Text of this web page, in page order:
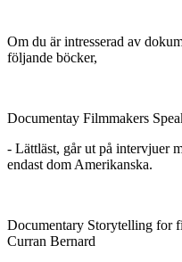
Om du är intresserad av
följande böcker,
Documentay Filmmakers
- Lättläst, går ut på intervjuer
endast dom Amerikanska.
Documentary Storytelling for
Curran Bernard